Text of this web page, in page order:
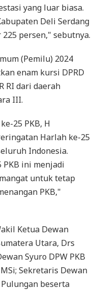
yang luar biasa.
Deli Serdang
persen," sebutnya.
(Pemilu) 2024
enam kursi DPRD
RI dari daerah
III.
25 PKB, H
Harlah ke-25
Indonesia.
ini menjadi
untuk tetap
PKB,"
Ketua Dewan
Utara, Drs
Syuro DPW PKB
Sekretaris Dewan
Pulungan beserta